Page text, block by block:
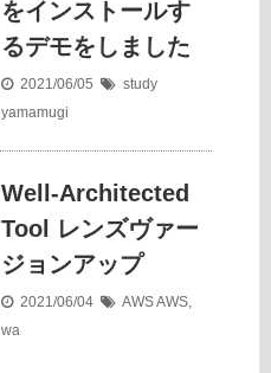
をインストールす
るデモをしました
2021/06/05
study
yamamugi
Well-Architected
Tool レンズヴァー
ジョンアップ
2021/06/04 AWSAWS,
wa